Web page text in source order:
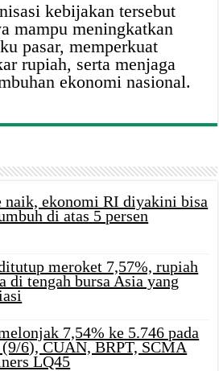
kebijakan tersebut
mampu meningkatkan
pasar, memperkuat
rupiah, serta menjaga
ekonomi nasional.
naik, ekonomi RI diyakini bisa
di atas 5 persen
meroket 7,57%, rupiah
di tengah bursa Asia yang
7,54% ke 5.746 pada
(9/6), CUAN, BRPT, SCMA
LQ45